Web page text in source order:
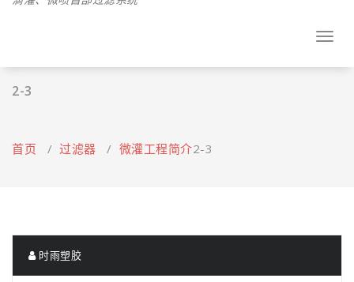
2-3
首页 / 过滤器 / 微灌工程简介2-3
时雨塑胶